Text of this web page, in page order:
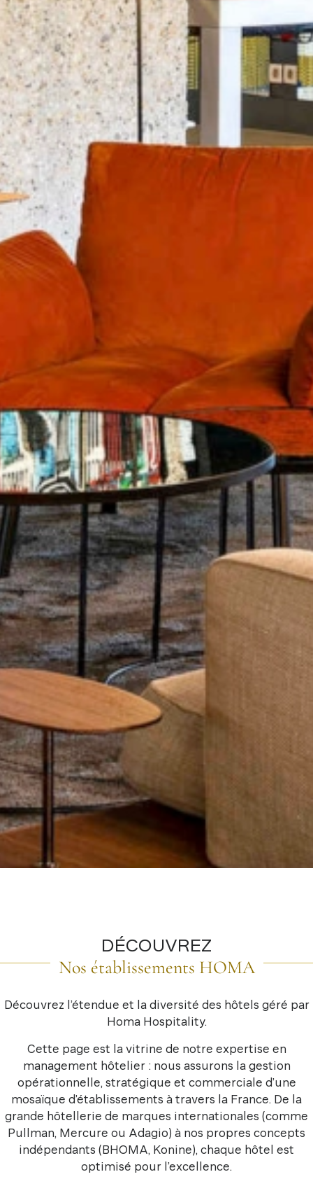
DÉCOUVREZ
Nos établissements HOMA
Découvrez l’étendue et la diversité des hôtels géré par
Homa Hospitality.
Cette page est la vitrine de notre expertise en
management hôtelier : nous assurons la gestion
opérationnelle, stratégique et commerciale d’une
mosaïque d’établissements à travers la France. De la
grande hôtellerie de marques internationales (comme
Pullman, Mercure ou Adagio) à nos propres concepts
indépendants (BHOMA, Konine), chaque hôtel est
optimisé pour l’excellence.